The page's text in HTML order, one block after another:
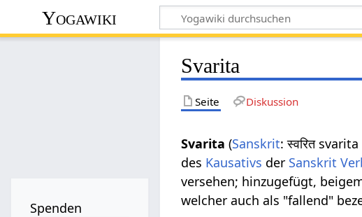
Yogawiki
Svarita
Seite Diskussion
Svarita (Sanskrit: स्वरित svarita
des Kausativs der Sanskrit
versehen; hinzugefügt,
welcher auch als "fallend"
Spenden